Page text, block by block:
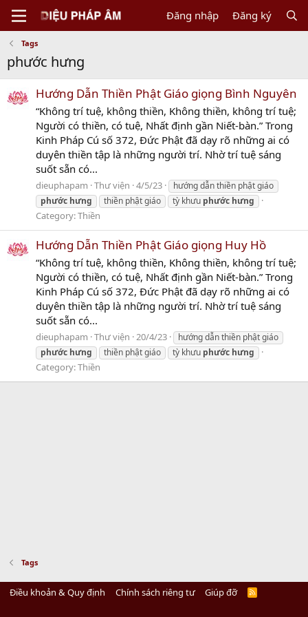
Đăng nhập Đăng ký
Tags
phước hưng
Hướng Dẫn Thiền Phật Giáo giọng Bình Nguyên
“Không trí tuệ, không thiền, Không thiền, không trí tuệ;
Người có thiền, có tuệ, Nhất định gần Niết-bàn.” Trong
Kinh Pháp Cú số 372, Đức Phật đã dạy rõ những ai có
duyên thiền tập là những người trí. Nhờ trí tuệ sáng
suốt sẵn có...
dieuphapam Thư viện 4/5/23
hướng dẫn thiền phật giáo
phước hưng thiền phật giáo tỳ khưu phước hưng
Category:Thiền
Hướng Dẫn Thiền Phật Giáo giọng Huy Hồ
“Không trí tuệ, không thiền, Không thiền, không trí tuệ;
Người có thiền, có tuệ, Nhất định gần Niết-bàn.” Trong
Kinh Pháp Cú số 372, Đức Phật đã dạy rõ những ai có
duyên thiền tập là những người trí. Nhờ trí tuệ sáng
suốt sẵn có...
dieuphapam Thư viện 20/4/23
hướng dẫn thiền phật giáo
phước hưng thiền phật giáo tỳ khưu phước hưng
Category:Thiền
Tags
Điều khoản & Quy định Chính sách riêng tư Giúp đỡ
R